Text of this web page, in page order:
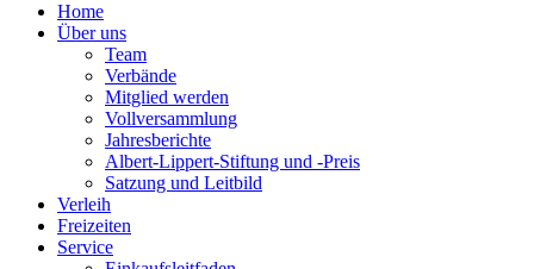
Home
Über uns
Team
Verbände
Mitglied werden
Vollversammlung
Jahresberichte
Albert-Lippert-Stiftung und -Preis
Satzung und Leitbild
Verleih
Freizeiten
Service